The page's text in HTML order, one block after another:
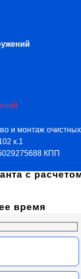
и монтаж очистных
к.1
КПП
с
время